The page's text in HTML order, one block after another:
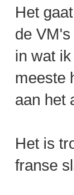
Het
de
in wat
meeste
aan het
Het is
franse